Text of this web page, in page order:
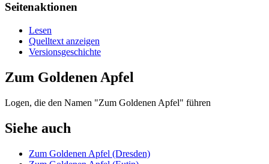
Seitenaktionen
Lesen
Quelltext anzeigen
Versionsgeschichte
Zum Goldenen Apfel
Logen, die den Namen "Zum Goldenen Apfel" führen
Siehe auch
Zum Goldenen Apfel (Dresden)